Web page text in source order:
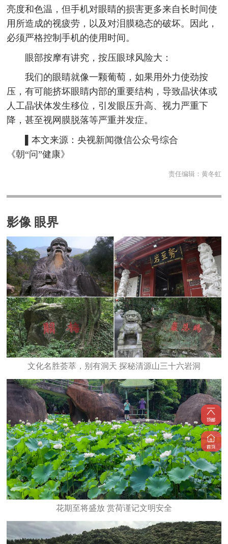
亮度和色温，但手机对眼睛的损害更多来自长时间使
用所造成的视疲劳，以及对泪膜稳态的破坏。因此，
必须严格控制手机的使用时间。
眼部按摩有讲究，按压眼球风险大：
我们的眼睛就像一颗葡萄，如果用外力使劲按
压，有可能挤坏眼睛内部的重要结构，导致晶状体或
人工晶状体发生移位，引发眼压升高、视力严重下
降，甚至视网膜脱落等严重并发症。
▌本文来源：央视新闻微信公众号综合
《朝“问”健康》
责任编辑： 黄冬虹
影像 眼界
文化名胜荟萃，别有洞天 探秘清源山三十六岩洞
花期至将盛放 赏荷谨记文明安全